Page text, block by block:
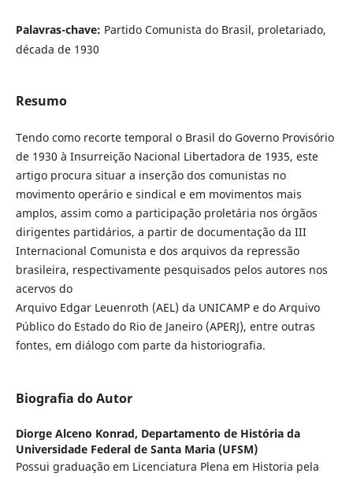
Palavras-chave: Partido Comunista do Brasil, proletariado,
década de 1930
Resumo
Tendo como recorte temporal o Brasil do Governo Provisório
de 1930 à Insurreição Nacional Libertadora de 1935, este
artigo procura situar a inserção dos comunistas no
movimento operário e sindical e em movimentos mais
amplos, assim como a participação proletária nos órgãos
dirigentes partidários, a partir de documentação da III
Internacional Comunista e dos arquivos da repressão
brasileira, respectivamente pesquisados pelos autores nos
acervos do
Arquivo Edgar Leuenroth (AEL) da UNICAMP e do Arquivo
Público do Estado do Rio de Janeiro (APERJ), entre outras
fontes, em diálogo com parte da historiografia.
Biografia do Autor
Diorge Alceno Konrad, Departamento de História da
Universidade Federal de Santa Maria (UFSM)
Possui graduação em Licenciatura Plena em Historia pela